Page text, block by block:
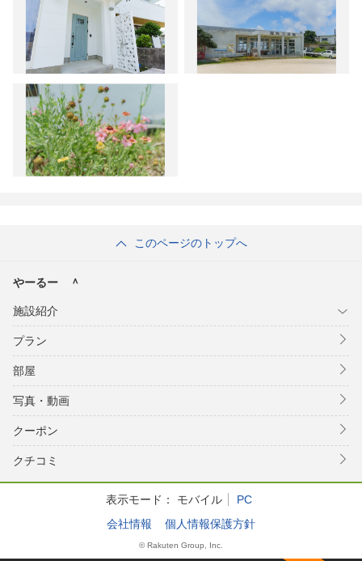
このページのトップへ
やーるー ＾
施設紹介
プラン
部屋
写真・動画
クーポン
クチコミ
表示モード： モバイル
PC
会社情報
個人情報保護方針
© Rakuten Group, Inc.